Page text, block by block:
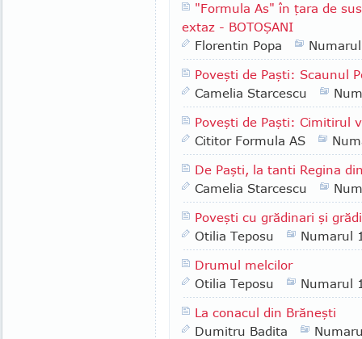
"Formula As" în ţara de
extaz - BOTOŞANI
Florentin Popa
Poveşti de Paşti: Scaunul
Camelia Starcescu
Poveşti de Paşti: Cimitirul
Cititor Formula AS
De Paşti, la tanti Regina
Camelia Starcescu
Poveşti cu grădinari şi
Otilia Teposu
Numarul
Drumul melcilor
Otilia Teposu
Numarul
La conacul din Brăneşti
Dumitru Badita